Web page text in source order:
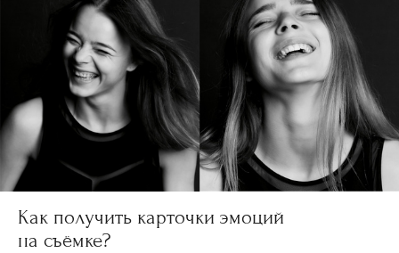
Как получить карточки эмоций
на съёмке?